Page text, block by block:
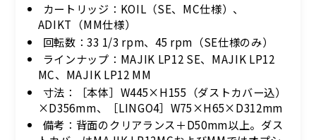
カートリッジ：KOIL（SE、MC仕様）、
ADIKT（MM仕様）
回転数：33 1/3 rpm、45 rpm（SE仕様のみ）
ラインナップ：MAJIK LP12 SE、MAJIK LP12
MC、MAJIK LP12 MM
寸法：［本体］W445×H155（ダストカバー込）
×D356mm、［LINGO4］W75×H65×D312mm
備考：背面のクリアランス＋D50mm以上。ダス